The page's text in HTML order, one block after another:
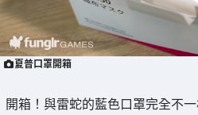
夏普口罩開箱
開箱！與雷蛇的藍色口罩完全不